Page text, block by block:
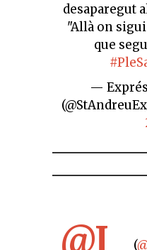
desaparegut
"Allà on
que
—
@I
(